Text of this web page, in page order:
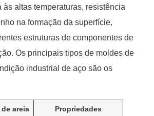
às altas temperaturas, resistência
na formação da superfície,
estruturas de componentes de
Os principais tipos de moldes de
industrial de aço são os
areia Propriedades